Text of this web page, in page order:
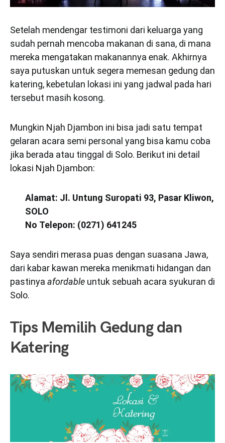
Setelah mendengar testimoni dari keluarga yang
sudah pernah mencoba makanan di sana, di mana
mereka mengatakan makanannya enak. Akhirnya
saya putuskan untuk segera memesan gedung dan
katering, kebetulan lokasi ini yang jadwal pada hari
tersebut masih kosong.
Mungkin Njah Djambon ini bisa jadi satu tempat
gelaran acara semi personal yang bisa kamu coba
jika berada atau tinggal di Solo. Berikut ini detail
lokasi Njah Djambon:
Alamat: Jl. Untung Suropati 93, Pasar Kliwon,
SOLO
No Telepon: (0271) 641245
Saya sendiri merasa puas dengan suasana Jawa,
dari kabar kawan mereka menikmati hidangan dan
pastinya afordable untuk sebuah acara syukuran di
Solo.
Tips Memilih Gedung dan
Katering